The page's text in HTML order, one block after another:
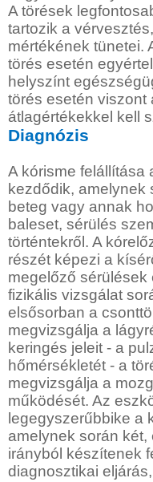
A törések
tartozik a
mértékének tünetei.
törés esetén
helyszínt
törés esetén viszont
átlagértékekkel kell
Diagnózis
A kórisme felállítása
kezdődik, amelynek
beteg vagy annak
baleset, sérülés
történtekről. A
részét képezi a
megelőző sérülések
fizikális vizsgálat
elsősorban a
megvizsgálja a
keringés jeleit - a
hőmérsékletét - a
megvizsgálja a
működését. Az
legegyszerűbbike a
amelynek során
irányból készítenek
diagnosztikai